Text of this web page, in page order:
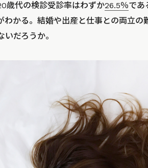
歳代の検診受診率はわずか26.5％であ
わかる。結婚や出産と仕事との両立
だろうか。